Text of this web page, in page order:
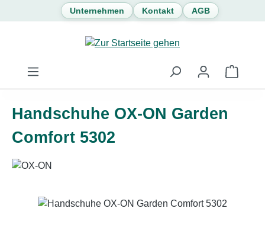
Zum Hauptinhalt springen
Unternehmen Kontakt AGB
Handschuhe OX-ON Garden
Comfort 5302
Bildergalerie überspringen